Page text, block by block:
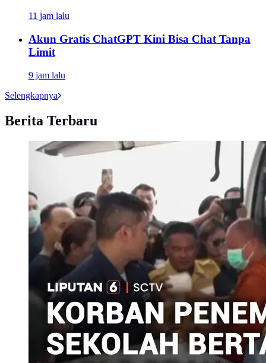
11 jam lalu
Akun Gratis ChatGPT Kini Bisa Chat Tanpa
Limit
9 jam lalu
Selengkapnya
Berita Terbaru